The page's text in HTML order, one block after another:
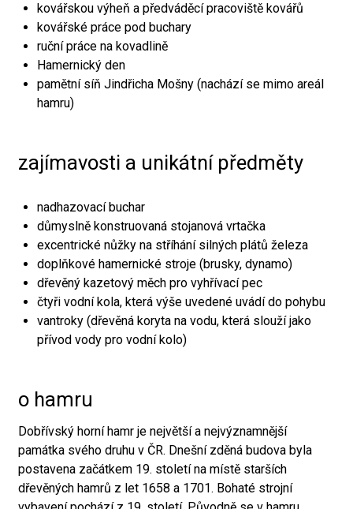
kovářskou výheň a předváděcí pracoviště kovářů
kovářské práce pod buchary
ruční práce na kovadlině
Hamernický den
pamětní síň Jindřicha Mošny (nachází se mimo areál
hamru)
zajímavosti a unikátní předměty
nadhazovací buchar
důmyslně konstruovaná stojanová vrtačka
excentrické nůžky na stříhání silných plátů železa
doplňkové hamernické stroje (brusky, dynamo)
dřevěný kazetový měch pro vyhřívací pec
čtyři vodní kola, která výše uvedené uvádí do pohybu
vantroky (dřevěná koryta na vodu, která slouží jako
přívod vody pro vodní kolo)
o hamru
Dobřívský horní hamr je největší a nejvýznamnější
památka svého druhu v ČR. Dnešní zděná budova byla
postavena začátkem 19. století na místě starších
dřevěných hamrů z let 1658 a 1701. Bohaté strojní